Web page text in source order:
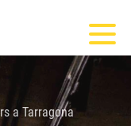
a Tarragona